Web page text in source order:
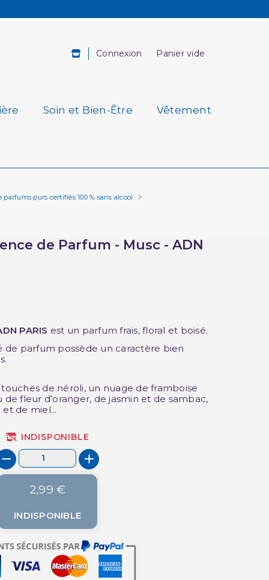
Connexion Panier vide
Soin et Bien-Être Vêtement
purs certifiés 100 % sans alcool.
de Parfum - Musc - ADN
PARIS est un parfum frais, floral et boisé.
de parfum possède un caractère bien
de néroli, un nuage de framboise
de fleur d’oranger, de jasmin et de sambac,
de miel...
INDISPONIBLE
2,99 €
INDISPONIBLE